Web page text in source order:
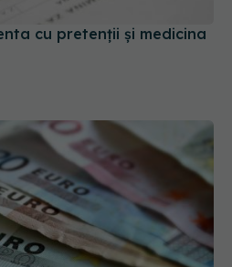
cu pretenții și medicina